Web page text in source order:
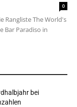
0
Rangliste The World's
Bar Paradiso in
bei